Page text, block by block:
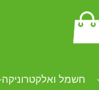
חשמל ואלקטרוניקה